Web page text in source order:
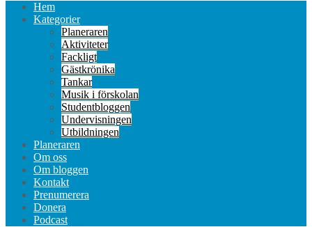
Hem
Kategorier
Planeraren
Aktiviteter
Fackligt
Gästkrönika
Tankar
Musik i förskolan
Studentbloggen
Undervisningen
Utbildningen
Planeraren
Om oss
Om bloggen
Kontakt
Prenumerera
Donera
Podcast